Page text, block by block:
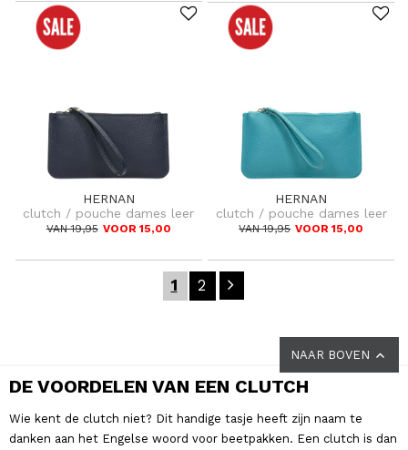
HERNAN
clutch / pouche dames leer
VAN 19,95 VOOR 15,00
HERNAN
clutch / pouche dames leer
VAN 19,95 VOOR 15,00
1 2
NAAR BOVEN
DE VOORDELEN VAN EEN CLUTCH
Wie kent de clutch niet? Dit handige tasje heeft zijn naam te
danken aan het Engelse woord voor beetpakken. Een clutch is dan